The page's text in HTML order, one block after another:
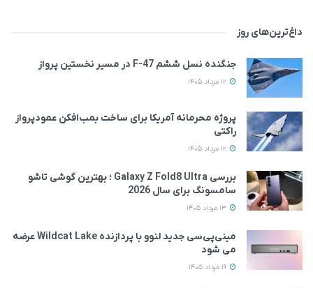
داغ‌ترین‌های روز
جنگنده نسل ششم F-47 در مسیر نخستین پرواز
پروژه محرمانه آمریکا برای ساخت بمب‌افکن عمودپرواز
راکتی
بررسی Galaxy Z Fold8 Ultra ؛ بهترین گوشی تاشو
سامسونگ برای سال 2026
مینی‌پی‌سی جدید لنوو با پردازنده Wildcat Lake عرضه
می‌ شود